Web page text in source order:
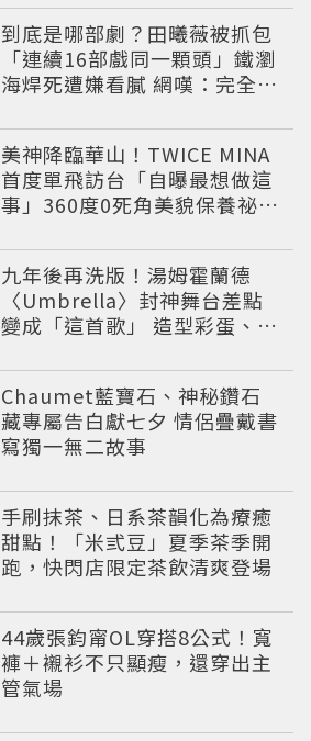
到底是哪部劇？田曦薇被抓包
「連續16部戲同一顆頭」鐵瀏
海焊死遭嫌看膩 網嘆：完全分
美神降臨華山！TWICE MINA
首度單飛訪台「自曝最想做這
事」360度0死角美貌保養祕訣
九年後再洗版！湯姆霍蘭德
〈Umbrella〉封神舞台差點
變成「這首歌」 造型彩蛋、暖
Chaumet藍寶石、神秘鑽石
藏專屬告白獻七夕 情侶疊戴書
寫獨一無二故事
手刷抹茶、日系茶韻化為療癒
甜點！「米弎豆」夏季茶季開
跑，快閃店限定茶飲清爽登場
44歲張鈞甯OL穿搭8公式！寬
褲＋襯衫不只顯瘦，還穿出主
管氣場